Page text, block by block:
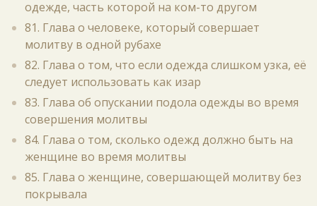
одежде, часть которой на ком-то другом
81. Глава о человеке, который совершает
молитву в одной рубахе
82. Глава о том, что если одежда слишком узка, её
следует использовать как изар
83. Глава об опускании подола одежды во время
совершения молитвы
84. Глава о том, сколько одежд должно быть на
женщине во время молитвы
85. Глава о женщине, совершающей молитву без
покрывала